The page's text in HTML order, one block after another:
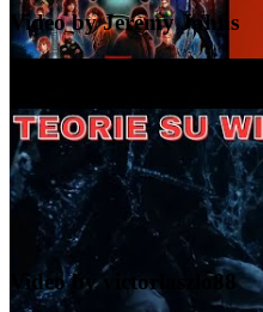
Video by Jeremy Jahns
Video by victorlaszlo88